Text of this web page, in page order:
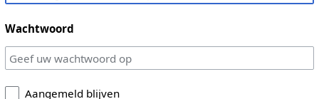
Wachtwoord
Aangemeld blijven